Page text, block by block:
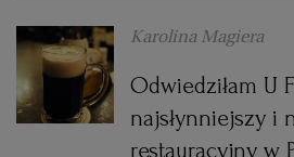
ZUPY
CIASTA
KUCHNIA
KUCHNIA
SZKOŁA
PORADY
ZDROWA
DIETA
DO
Karolina Magiera
Odwiedziłam U
najsłynniejszy i
restauracyjny w